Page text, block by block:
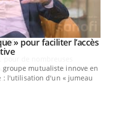
» pour faciliter l’accès
Youtube
mutualiste innove en
: l'utilisation d'un « jumeau